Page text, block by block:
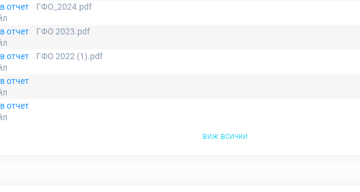
отчет
ГФО_2024.pdf
отчет
ГФО 2023.pdf
отчет
ГФО 2022 (1).pdf
отчет
отчет
виж всички